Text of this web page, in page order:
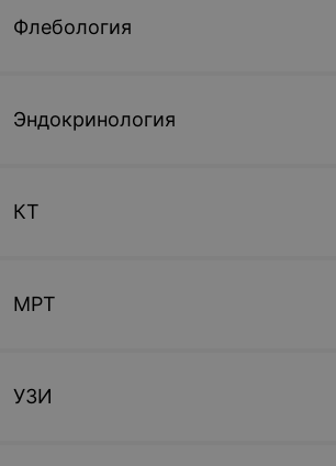
Флебология
Эндокринология
КТ
МРТ
УЗИ